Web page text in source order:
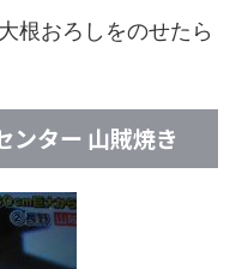
根おろしをのせたら
ンター 山賊焼き